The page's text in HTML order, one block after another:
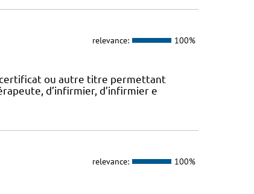
relevance: 100%
certificat ou autre titre permettant
d’infirmier, d’infirmier e
relevance: 100%